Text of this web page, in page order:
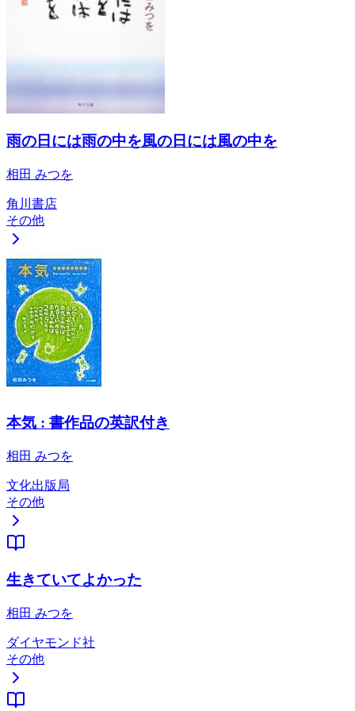
雨の日には雨の中を風の日には風の中を
相田 みつを
角川書店
その他
本気 : 書作品の英訳付き
相田 みつを
文化出版局
その他
生きていてよかった
相田 みつを
ダイヤモンド社
その他